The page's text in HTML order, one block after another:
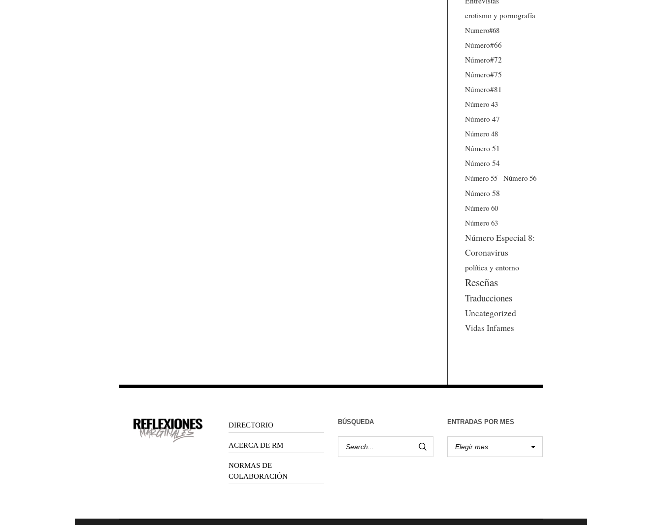
erotismo y pornografía
Numero#68
Número#66
Número#72
Número#75
Número#81
Número 43
Número 47
Número 48
Número 51
Número 54
Número 55
Número 56
Número 58
Número 60
Número 63
Número Especial 8:
Coronavirus
política y entorno
Reseñas
Traducciones
Uncategorized
Vidas Infames
DIRECTORIO
ACERCA DE RM
NORMAS DE
COLABORACIÓN
BÚSQUEDA ENTRADAS POR MES